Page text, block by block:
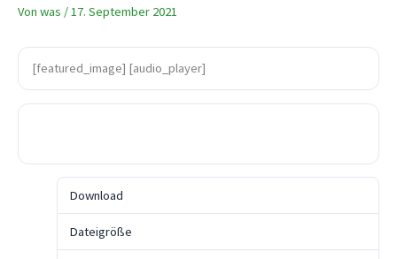
Von was /17. September 2021
[featured_image] [audio_player]
Download
Dateigröße